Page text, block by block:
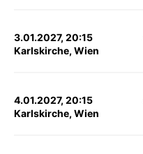
3.01.2027, 20:15
Karlskirche, Wien
4.01.2027, 20:15
Karlskirche, Wien